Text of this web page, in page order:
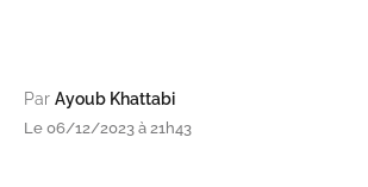
Par Ayoub Khattabi
Le 06/12/2023 à 21h43